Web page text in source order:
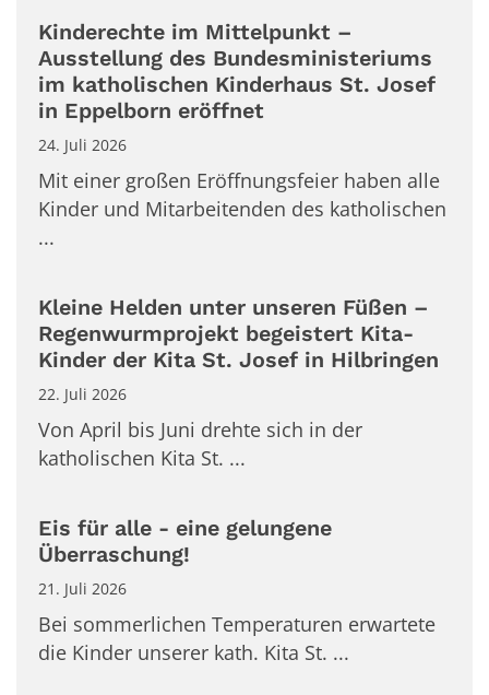
Kinderechte im Mittelpunkt –
Ausstellung des Bundesministeriums
im katholischen Kinderhaus St. Josef
in Eppelborn eröffnet
24. Juli 2026
Mit einer großen Eröffnungsfeier haben alle
Kinder und Mitarbeitenden des katholischen
...
Kleine Helden unter unseren Füßen –
Regenwurmprojekt begeistert Kita-
Kinder der Kita St. Josef in Hilbringen
22. Juli 2026
Von April bis Juni drehte sich in der
katholischen Kita St. ...
Eis für alle - eine gelungene
Überraschung!
21. Juli 2026
Bei sommerlichen Temperaturen erwartete
die Kinder unserer kath. Kita St. ...